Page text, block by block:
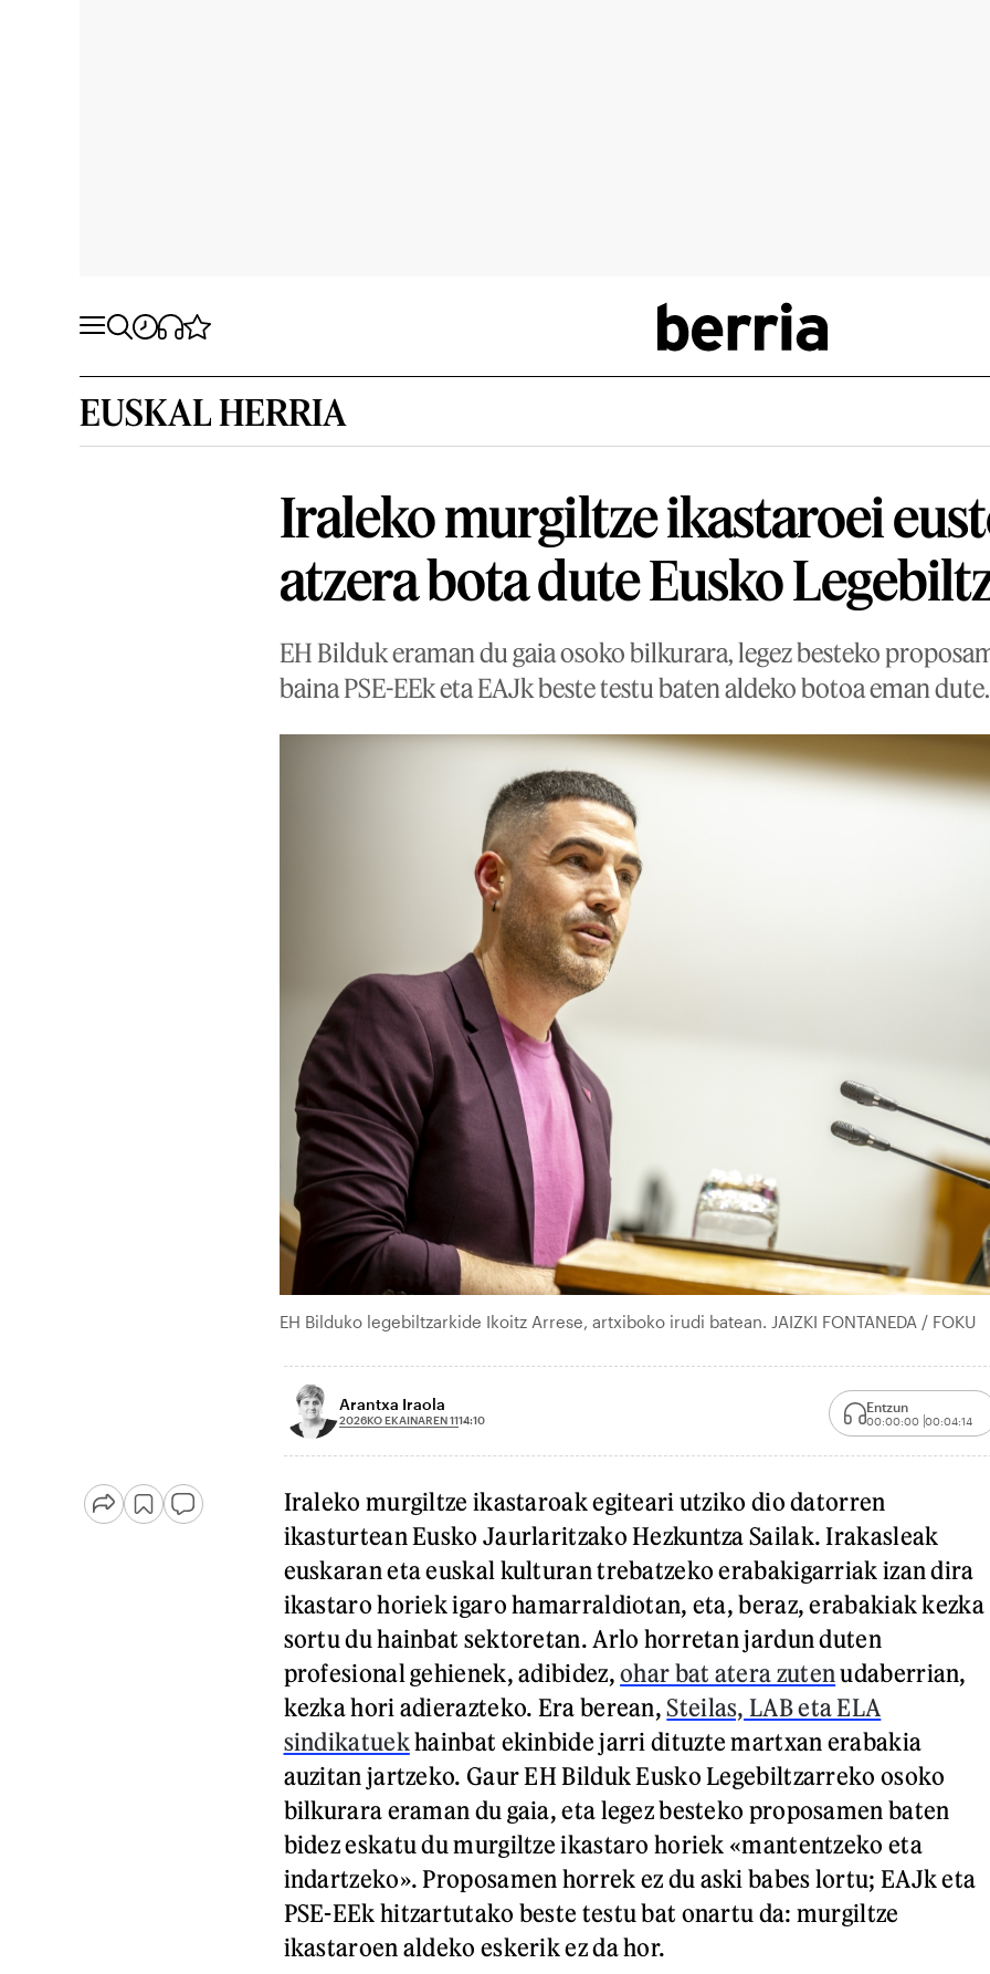
EUSKAL HERRIA
Iraleko murgiltze ikastaroei
atzera bota dute Eusko
EH Bilduk eraman du gaia osoko bilkurara, legez besteko
baina PSE-EEk eta EAJk beste testu baten aldeko botoa eman dute.
EH Bilduko legebiltzarkide Ikoitz Arrese, artxiboko irudi batean. JAIZKI FONTANEDA / FOKU
Arantxa Iraola
2026KO EKAINAREN 1114:10
Entzun
00:00:00 00:04:14
Iraleko murgiltze ikastaroak egiteari utziko dio datorren
ikasturtean Eusko Jaurlaritzako Hezkuntza Sailak. Irakasleak
euskaran eta euskal kulturan trebatzeko erabakigarriak izan dira
ikastaro horiek igaro hamarraldiotan, eta, beraz, erabakiak kezka
sortu du hainbat sektoretan. Arlo horretan jardun duten
profesional gehienek, adibidez,ohar bat atera zuten udaberrian,
kezka hori adierazteko. Era berean,Steilas, LAB eta ELA
sindikatuekhainbat ekinbide jarri dituzte martxan erabakia
auzitan jartzeko. Gaur EH Bilduk Eusko Legebiltzarreko osoko
bilkurara eraman du gaia, eta legez besteko proposamen baten
bidez eskatu du murgiltze ikastaro horiek «mantentzeko eta
indartzeko». Proposamen horrek ez du aski babes lortu; EAJk eta
PSE-EEk hitzartutako beste testu bat onartu da: murgiltze
ikastaroen aldeko eskerik ez da hor.